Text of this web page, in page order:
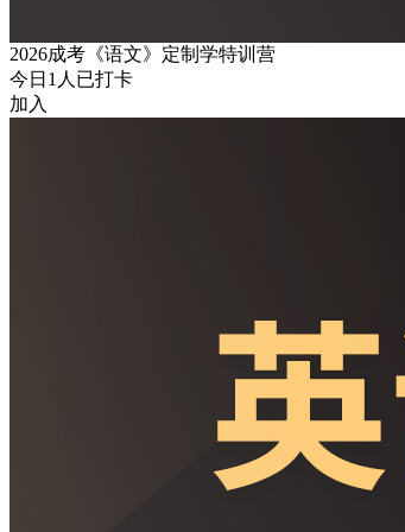
2026成考《语文》定制学特训营
今日 1 人已打卡
加入